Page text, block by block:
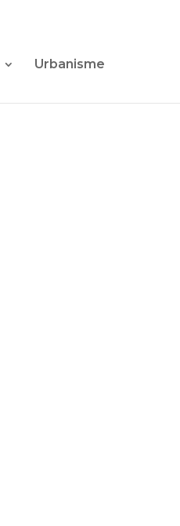
Urbanisme